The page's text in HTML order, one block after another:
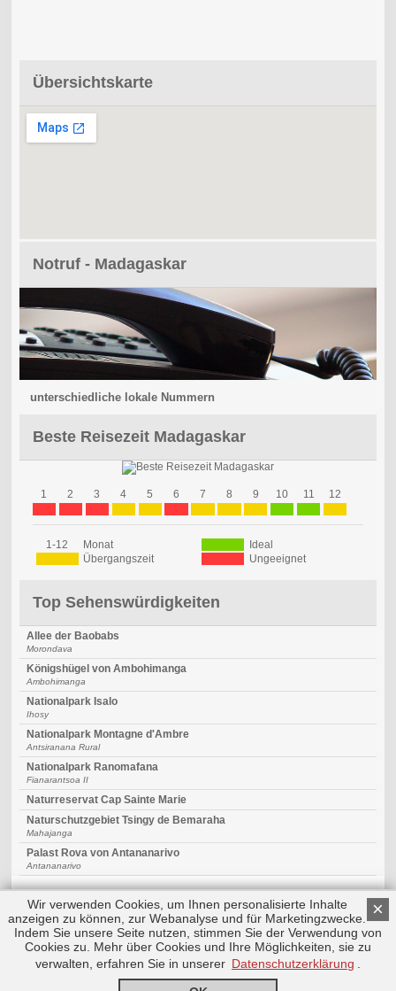
Übersichtskarte
Notruf - Madagaskar
unterschiedliche lokale Nummern
Beste Reisezeit Madagaskar
1 2 3 4 5 6 7 8 9 10 11 12
1-12 Monat
Ideal
Übergangszeit
Ungeeignet
Top Sehenswürdigkeiten
Allee der Baobabs
Morondava
Königshügel von Ambohimanga
Ambohimanga
Nationalpark Isalo
Ihosy
Nationalpark Montagne d'Ambre
Antsiranana Rural
Nationalpark Ranomafana
Fianarantsoa II
Naturreservat Cap Sainte Marie
Naturschutzgebiet Tsingy de Bemaraha
Mahajanga
Palast Rova von Antananarivo
Antananarivo
Copyright © 2026 by Triplemind GmbH
Impressum|Datenschutz
Nach oben
×
Wir verwenden Cookies, um Ihnen personalisierte Inhalte
anzeigen zu können, zur Webanalyse und für Marketingzwecke.
Indem Sie unsere Seite nutzen, stimmen Sie der Verwendung von
Cookies zu. Mehr über Cookies und Ihre Möglichkeiten, sie zu
verwalten, erfahren Sie in unserer Datenschutzerklärung